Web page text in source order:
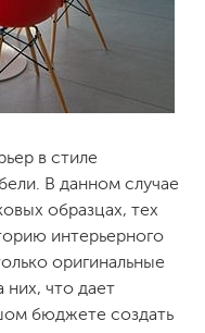
в стиле
В данном случае
образцах, тех
интерьерного
оригинальные
что дает
бюджете создать